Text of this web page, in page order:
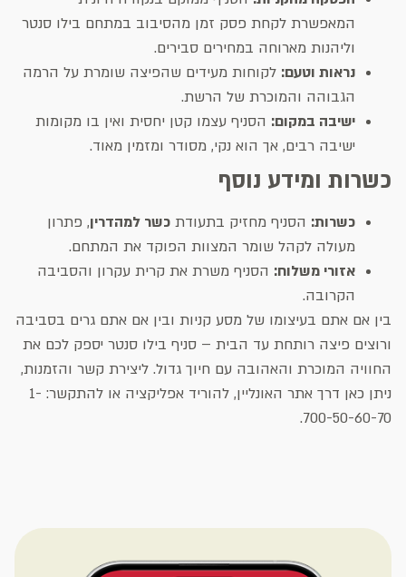
המאפשרת לקחת פסק זמן מהסיבוב במתחם בילו סנטר
וליהנות מארוחה במחירים סבירים.
נראות וטעם: לקוחות מעידים שהפיצה שומרת על הרמה
הגבוהה והמוכרת של הרשת.
ישיבה במקום: הסניף עצמו קטן יחסית ואין בו מקומות
ישיבה רבים, אך הוא נקי, מסודר ומזמין מאוד.
כשרות ומידע נוסף
כשרות: הסניף מחזיק בתעודת כשר למהדרין, פתרון
מעולה לקהל שומר המצוות הפוקד את המתחם.
אזורי משלוח: הסניף משרת את קרית עקרון והסביבה
הקרובה.
בין אם אתם בעיצומו של מסע קניות ובין אם אתם גרים בסביבה
ורוצים פיצה רותחת עד הבית – סניף בילו סנטר יספק לכם את
החוויה המוכרת והאהובה עם חיוך גדול. ליצירת קשר והזמנות,
ניתן כאן דרך אתר האונליין, להוריד אפליקציה או להתקשר: 1-
700-50-60-70.